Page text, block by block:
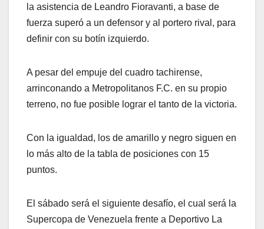
la asistencia de Leandro Fioravanti, a base de
fuerza superó a un defensor y al portero rival, para
definir con su botín izquierdo.
A pesar del empuje del cuadro tachirense,
arrinconando a Metropolitanos F.C. en su propio
terreno, no fue posible lograr el tanto de la victoria.
Con la igualdad, los de amarillo y negro siguen en
lo más alto de la tabla de posiciones con 15
puntos.
El sábado será el siguiente desafío, el cual será la
Supercopa de Venezuela frente a Deportivo La